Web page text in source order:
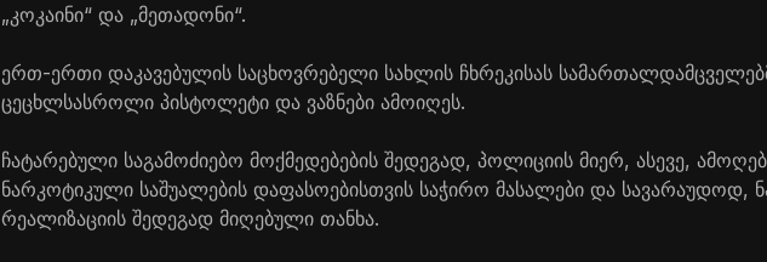
„კოკაინი“ და „მეთადონი“.
ერთ-ერთი დაკავებულის საცხოვრებელი სახლის ჩხრეკისას
ცეცხლსასროლი პისტოლეტი და ვაზნები ამოიღეს.
ჩატარებული საგამოძიებო მოქმედებების შედეგად, პოლიციის მიერ, ასევე,
ნარკოტიკული საშუალების დაფასოებისთვის საჭირო მასალები და სავარაუდოდ,
რეალიზაციის შედეგად მიღებული თანხა.